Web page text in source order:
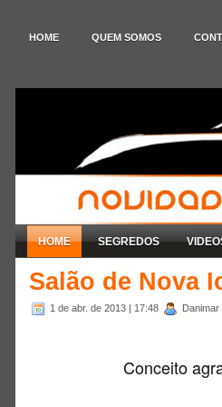
HOME QUEM SOMOS
HOME SEGREDOS
Salão de Nova
1 de abr. de 2013 | 17:48
Conceito